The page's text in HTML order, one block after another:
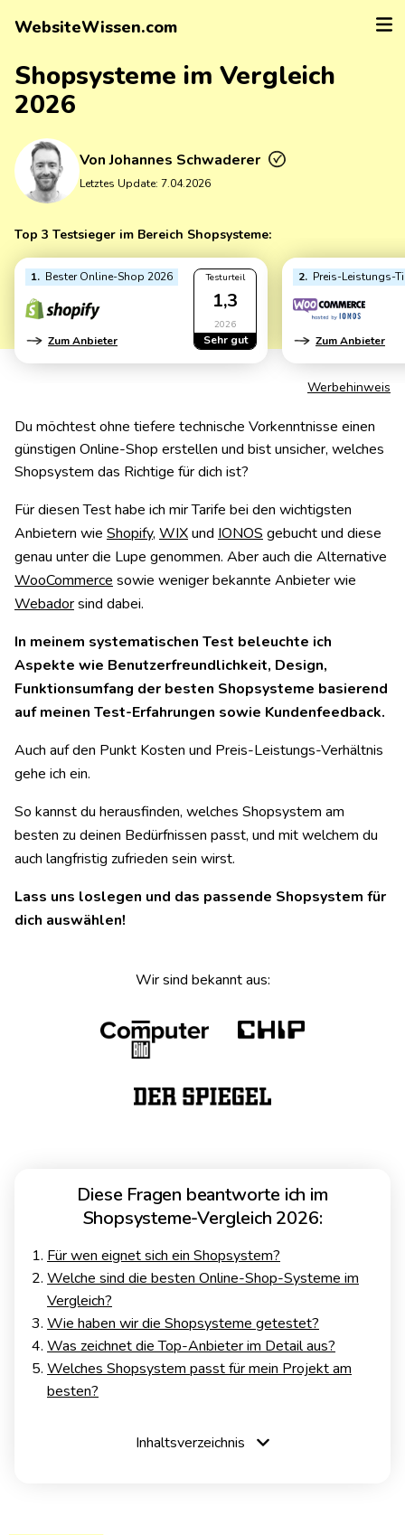
WebsiteWissen.com
Shopsysteme im Vergleich
2026
VonJohannes Schwaderer
Letztes Update: 7.04.2026
Wir sind bekannt aus:
Top 3 Testsieger im Bereich Shopsysteme:
1 Bester Online-Shop 2026
Zum Anbieter
Testurteil
1,3
2026
Sehr gut
2 Preis-Leistungs-
Zum Anbieter
Werbehinweis
Du möchtest ohne tiefere technische Vorkenntnisse einen
günstigen Online-Shop erstellen und bist unsicher, welches
Shopsystem das Richtige für dich ist?
Für diesen Test habe ich mir Tarife bei den wichtigsten
Anbietern wie Shopify, WIXund IONOS gebucht und diese
genau unter die Lupe genommen. Aber auch die Alternative
WooCommerce sowie weniger bekannte Anbieter wie
Webadorsind dabei.
In meinem systematischen Test beleuchte ich
Aspekte wie Benutzerfreundlichkeit, Design,
Funktionsumfang der besten Shopsysteme basierend
auf meinen Test-Erfahrungen sowie Kundenfeedback.
Auch auf den Punkt Kosten und Preis-Leistungs-Verhältnis
gehe ich ein.
So kannst du herausfinden, welches Shopsystem am
besten zu deinen Bedürfnissen passt, und mit welchem du
auch langfristig zufrieden sein wirst.
Lass uns loslegen und das passende Shopsystem für
dich auswählen!
Diese Fragen beantworte ich im
Shopsysteme-Vergleich 2026:
Für wen eignet sich ein Shopsystem?
Welche sind die besten Online-Shop-Systeme im
Vergleich?
Wie haben wir die Shopsysteme getestet?
Was zeichnet die Top-Anbieter im Detail aus?
Welches Shopsystem passt für mein Projekt am
besten?
Inhaltsverzeichnis